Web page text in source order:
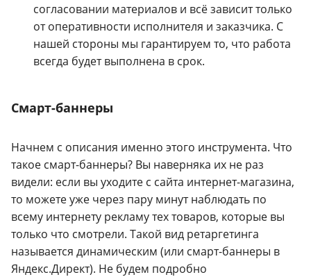
согласовании материалов и всё зависит только
от оперативности исполнителя и заказчика. С
нашей стороны мы гарантируем то, что работа
всегда будет выполнена в срок.
Смарт-баннеры
Начнем с описания именно этого инструмента. Что
такое смарт-баннеры? Вы наверняка их не раз
видели: если вы уходите с сайта интернет-магазина,
то можете уже через пару минут наблюдать по
всему интернету рекламу тех товаров, которые вы
только что смотрели. Такой вид ретаргетинга
называется динамическим (или смарт-баннеры в
Яндекс.Директ). Не будем подробно